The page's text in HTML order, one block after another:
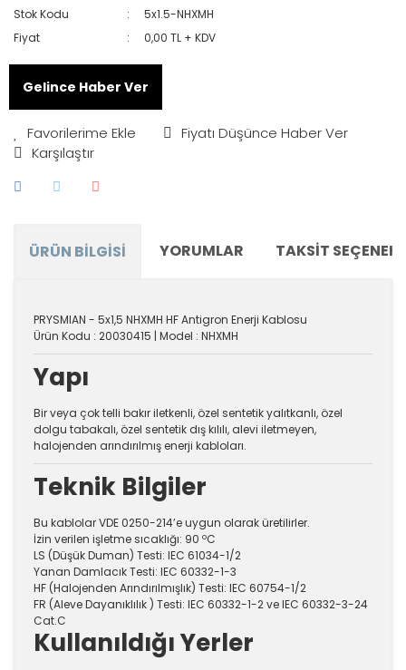
Stok Kodu
5x1.5-NHXMH
Fiyat
0,00 TL + KDV
Gelince Haber Ver
Fiyatı Düşünce Haber Ver
Karşılaştır
ÜRÜN BILGISI YORUMLAR TAKSIT
PRYSMIAN - 5x1,5 NHXMH HF Antigron Enerji Kablosu
Ürün Kodu : 20030415 | Model : NHXMH
Yapı
Bir veya çok telli bakır iletkenli, özel sentetik yalıtkanlı, özel
dolgu tabakalı, özel sentetik dış kılılı, alevi iletmeyen,
halojenden arındırılmış enerji kabloları.
Teknik Bilgiler
Bu kablolar VDE 0250-214’e uygun olarak üretilirler.
İzin verilen işletme sıcaklığı: 90 ºC
LS (Düşük Duman) Testi: IEC 61034-1/2
Yanan Damlacık Testi: IEC 60332-1-3
HF (Halojenden Arındırılmışlık) Testi: IEC 60754-1/2
FR (Aleve Dayanıklılık ) Testi: IEC 60332-1-2 ve IEC 60332-3-24
Cat.C
Kullanıldığı Yerler